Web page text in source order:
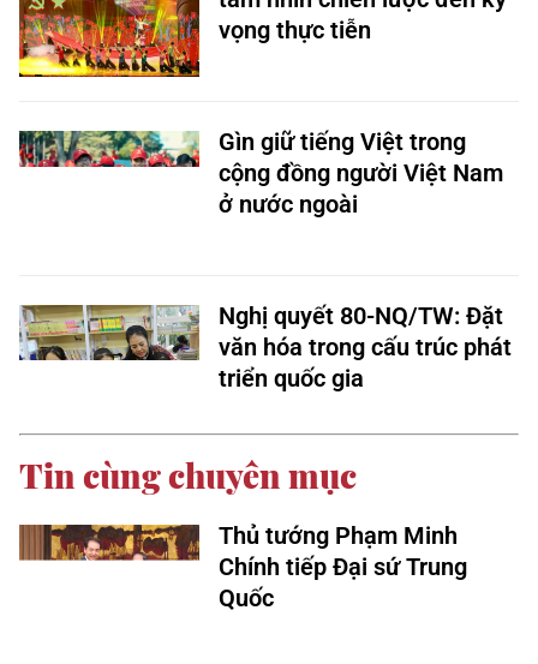
vọng thực tiễn
Gìn giữ tiếng Việt trong
cộng đồng người Việt Nam
ở nước ngoài
Nghị quyết 80-NQ/TW: Đặt
văn hóa trong cấu trúc phát
triển quốc gia
Tin cùng chuyên mục
Thủ tướng Phạm Minh
Chính tiếp Đại sứ Trung
Quốc